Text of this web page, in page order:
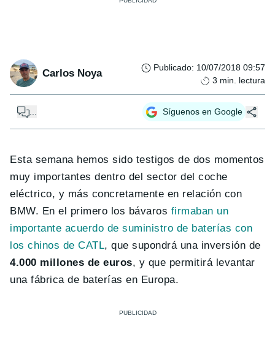
Carlos Noya Publicado: 10/07/2018 09:57
3 min. lectura
Síguenos en Google
Esta semana hemos sido testigos de dos momentos
muy importantes dentro del sector del coche
eléctrico, y más concretamente en relación con
BMW. En el primero los bávaros firmaban un
importante acuerdo de suministro de baterías con
los chinos de CATL, que supondrá una inversión de
4.000 millones de euros, y que permitirá levantar
una fábrica de baterías en Europa.